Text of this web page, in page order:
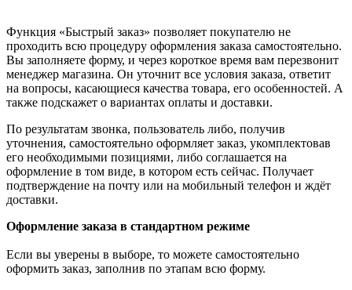
Функция «Быстрый заказ» позволяет покупателю не
проходить всю процедуру оформления заказа самостоятельно.
Вы заполняете форму, и через короткое время вам перезвонит
менеджер магазина. Он уточнит все условия заказа, ответит
на вопросы, касающиеся качества товара, его особенностей. А
также подскажет о вариантах оплаты и доставки.
По результатам звонка, пользователь либо, получив
уточнения, самостоятельно оформляет заказ, укомплектовав
его необходимыми позициями, либо соглашается на
оформление в том виде, в котором есть сейчас. Получает
подтверждение на почту или на мобильный телефон и ждёт
доставки.
Оформление заказа в стандартном режиме
Если вы уверены в выборе, то можете самостоятельно
оформить заказ, заполнив по этапам всю форму.